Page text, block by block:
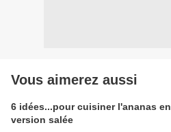
Vous aimerez aussi
6 idées...pour cuisiner l'ananas en
version salée